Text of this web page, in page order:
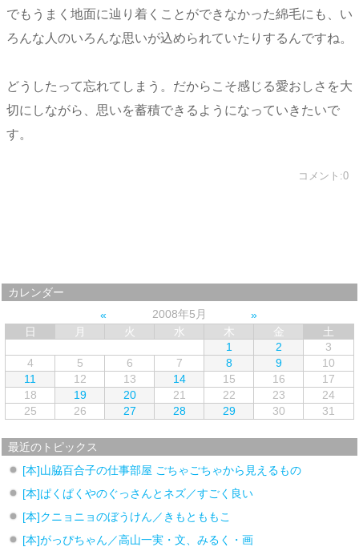
でもうまく地面に辿り着くことができなかった綿毛にも、い
ろんな人のいろんな思いが込められていたりするんですね。
どうしたって忘れてしまう。だからこそ感じる愛おしさを大
切にしながら、思いを蓄積できるようになっていきたいで
す。
コメント:0
カレンダー
2008年5月
日
月 火 水 木 金
土
1
2
3
4
5 6 7 8 9
10
11
12 13 14 15 16
17
18
19 20 21 22 23
24
25
26 27 28 29 30 31
最近のトピックス
[本]山脇百合子の仕事部屋 ごちゃごちゃから見えるもの
[本]ぱくぱくやのぐっさんとネズ／すごく良い
[本]クニョニョのぼうけん／きもとももこ
[本]がっぴちゃん／高山一実・文、みるく・画